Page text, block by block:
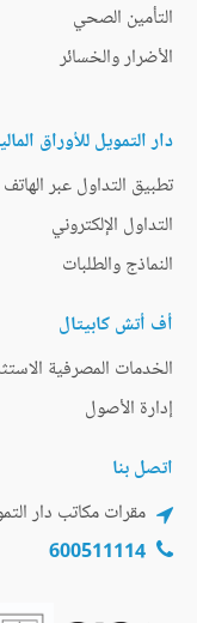
التأمين الصحي
الأضرار والخسائر
دار التمويل للأوراق
تطبيق التداول عبر الهاتف
التداول الإلكتروني
النماذج والطلبات
أف أتش كابيتال
الخدمات المصرفية
إدارة الأصول
اتصل بنا
مقرات مكاتب دار
600511114